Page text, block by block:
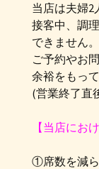
当店は夫婦2
接客中、調
できません。
ご予約やお
余裕をもっ
(営業終了直
【当店にお
①席数を減